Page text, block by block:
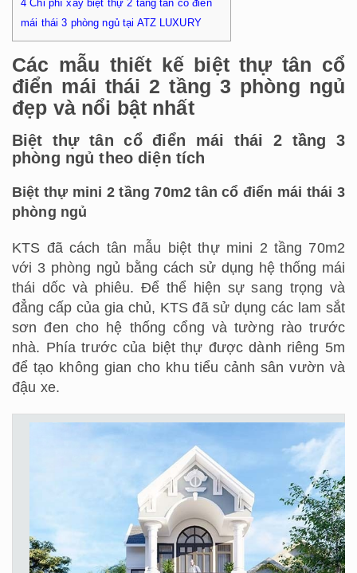
4 Chi phí xây biệt thự 2 tầng tân cổ điển
mái thái 3 phòng ngủ tại ATZ LUXURY
Các mẫu thiết kế biệt thự tân cổ
điển mái thái 2 tầng 3 phòng ngủ
đẹp và nổi bật nhất
Biệt thự tân cổ điển mái thái 2 tầng 3
phòng ngủ theo diện tích
Biệt thự mini 2 tầng 70m2 tân cổ điển mái thái 3
phòng ngủ
KTS đã cách tân mẫu biệt thự mini 2 tầng 70m2
với 3 phòng ngủ bằng cách sử dụng hệ thống mái
thái dốc và phiêu. Để thể hiện sự sang trọng và
đẳng cấp của gia chủ, KTS đã sử dụng các lam sắt
sơn đen cho hệ thống cổng và tường rào trước
nhà. Phía trước của biệt thự được dành riêng 5m
để tạo không gian cho khu tiểu cảnh sân vườn và
đậu xe.